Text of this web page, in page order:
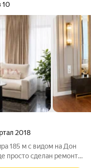
10
2018
185 м с видом на Дон